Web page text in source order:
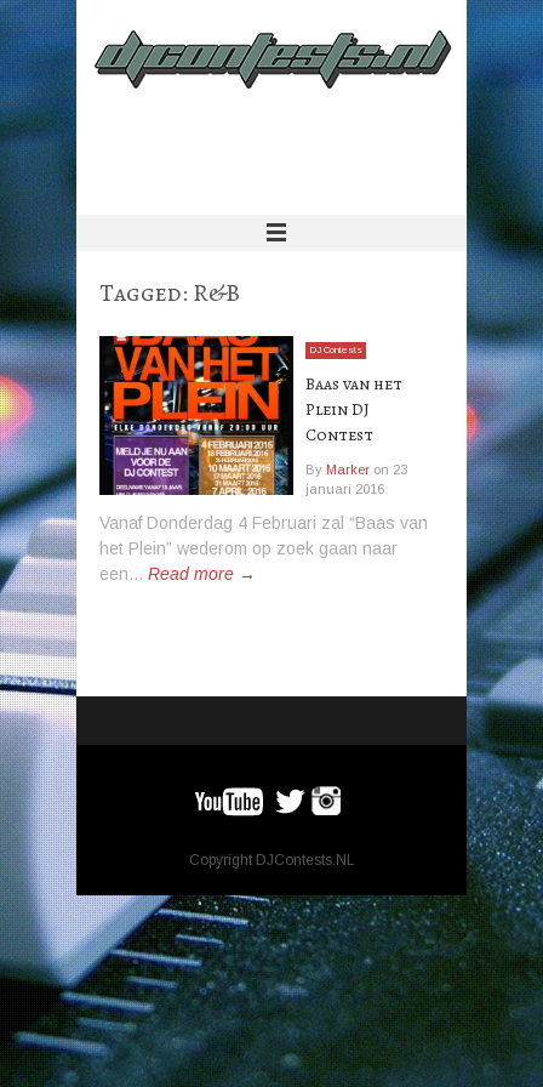
Tagged: R&B
DJ Contests
Baas van het
Plein DJ
Contest
By Marker on 23
januari 2016
Vanaf Donderdag 4 Februari zal “Baas van
het Plein” wederom op zoek gaan naar
een... Read more →
Copyright DJContests.NL